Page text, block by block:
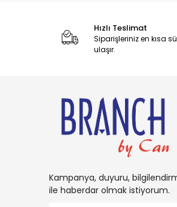
Hızlı Teslimat
Siparişleriniz en kısa
ulaşır.
Kampanya, duyuru,
ile haberdar olmak istiyorum.